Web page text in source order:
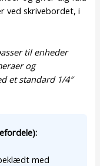
ved skrivebordet, i
til enheder
og
et standard 1/4″
med